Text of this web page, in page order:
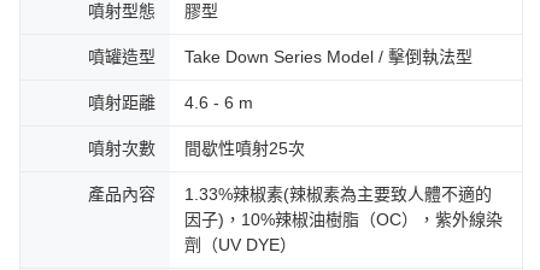
噴射型態 膠型
噴罐造型 Take Down Series Model / 擊倒執法型
噴射距離 4.6 - 6 m
噴射次數 間歇性噴射25次
產品內容
1.33%辣椒素(辣椒素為主要致人體不適的
因子)，10%辣椒油樹脂（OC），紫外線染
劑（UV DYE）